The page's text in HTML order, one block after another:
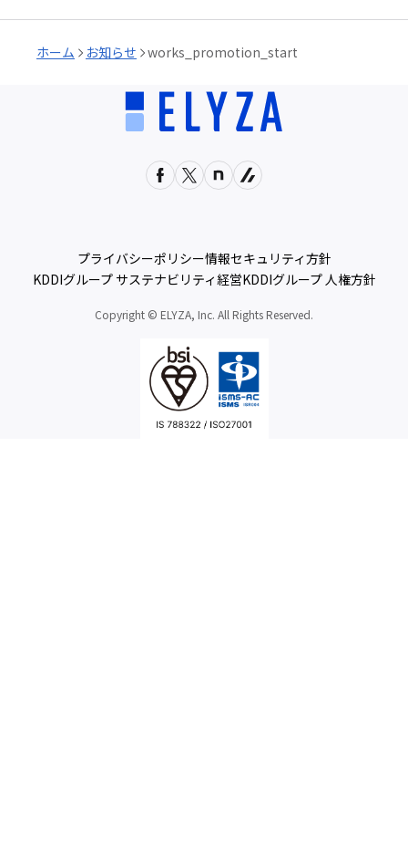
ホーム お知らせ works_promotion_start
プライバシーポリシー情報セキュリティ方針
KDDIグループ サステナビリティ経営KDDIグループ 人権方針
Copyright © ELYZA, Inc. All Rights Reserved.